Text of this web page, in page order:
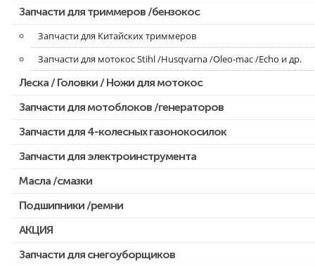
Запчасти для бензопил Oleo-mac, Echo и др.
Запчасти для триммеров /бензокос
Запчасти для Китайских триммеров
Запчасти для мотокос Stihl /Husqvarna /Oleo-mac /Echo и др.
Леска / Головки / Ножи для мотокос
Запчасти для мотоблоков /генераторов
Запчасти для 4-колесных газонокосилок
Запчасти для электроинструмента
Двигатели, редукторы для шуруповертов
Патроны для шуруповертов / перфораторов
Выключатели, переключатели
Запчасти для перфораторов и отбойных молотков
Масла /смазки
Подшипники /ремни
АКЦИЯ
Скидка 50%
Запчасти для снегоуборщиков